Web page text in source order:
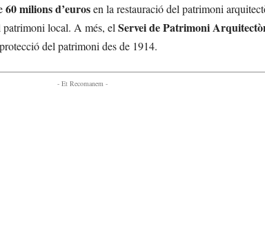
60 milions d’eurosen la restauració del patrimoni
local. A més, elServei de Patrimoni
del patrimoni des de 1914.
- Et Recomanem -